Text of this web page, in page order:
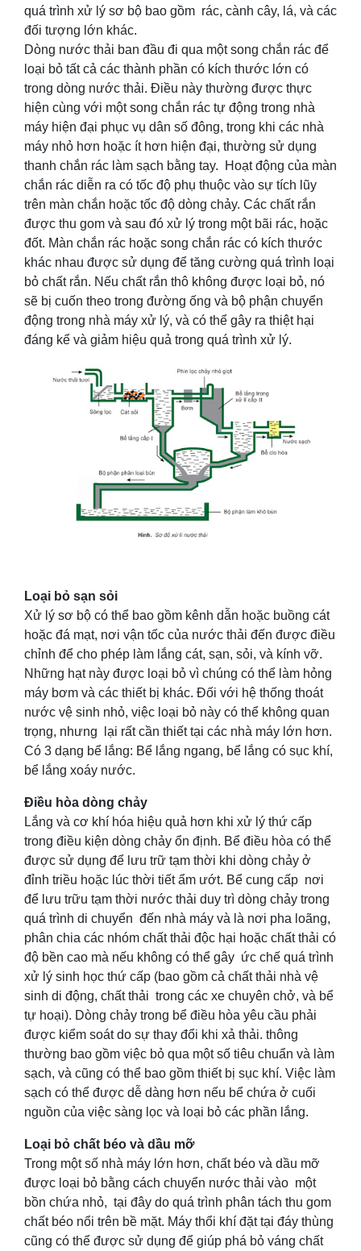
quá trình xử lý sơ bộ bao gồm rác, cành cây, lá, và các
đối tượng lớn khác.
Dòng nước thải ban đầu đi qua một song chắn rác để
loại bỏ tất cả các thành phần có kích thước lớn có
trong dòng nước thải. Điều này thường được thực
hiện cùng với một song chắn rác tự động trong nhà
máy hiện đại phục vụ dân số đông, trong khi các nhà
máy nhỏ hơn hoặc ít hơn hiện đại, thường sử dụng
thanh chắn rác làm sạch bằng tay. Hoạt động của màn
chắn rác diễn ra có tốc độ phụ thuộc vào sự tích lũy
trên màn chắn hoặc tốc độ dòng chảy. Các chất rắn
được thu gom và sau đó xử lý trong một bãi rác, hoặc
đốt. Màn chắn rác hoặc song chắn rác có kích thước
khác nhau được sử dụng để tăng cường quá trình loại
bỏ chất rắn. Nếu chất rắn thô không được loại bỏ, nó
sẽ bị cuốn theo trong đường ống và bộ phận chuyển
động trong nhà máy xử lý, và có thể gây ra thiệt hại
đáng kể và giảm hiệu quả trong quá trình xử lý.
Loại bỏ sạn sỏi
Xử lý sơ bộ có thể bao gồm kênh dẫn hoặc buồng cát
hoặc đá mạt, nơi vận tốc của nước thải đến được điều
chỉnh để cho phép làm lắng cát, sạn, sỏi, và kính vỡ.
Những hạt này được loại bỏ vì chúng có thể làm hỏng
máy bơm và các thiết bị khác. Đối với hệ thống thoát
nước vệ sinh nhỏ, việc loại bỏ này có thể không quan
trọng, nhưng lại rất cần thiết tại các nhà máy lớn hơn.
Có 3 dạng bể lắng: Bể lắng ngang, bể lắng có sục khí,
bể lắng xoáy nước.
Điều hòa dòng chảy
Lắng và cơ khí hóa hiệu quả hơn khi xử lý thứ cấp
trong điều kiện dòng chảy ổn định. Bể điều hòa có thể
được sử dụng để lưu trữ tạm thời khi dòng chảy ở
đỉnh triều hoặc lúc thời tiết ẩm ướt. Bể cung cấp nơi
để lưu trữu tạm thời nước thải duy trì dòng chảy trong
quá trình di chuyển đến nhà máy và là nơi pha loãng,
phân chia các nhóm chất thải độc hại hoặc chất thải có
độ bền cao mà nếu không có thể gây ức chế quá trình
xử lý sinh học thứ cấp (bao gồm cả chất thải nhà vệ
sinh di động, chất thải trong các xe chuyên chở, và bể
tự hoại). Dòng chảy trong bể điều hòa yêu cầu phải
được kiểm soát do sự thay đổi khi xả thải. thông
thường bao gồm việc bỏ qua một số tiêu chuẩn và làm
sạch, và cũng có thể bao gồm thiết bị sục khí. Việc làm
sạch có thể được dễ dàng hơn nếu bể chứa ở cuối
nguồn của việc sàng lọc và loại bỏ các phần lắng.
Loại bỏ chất béo và dầu mỡ
Trong một số nhà máy lớn hơn, chất béo và dầu mỡ
được loại bỏ bằng cách chuyển nước thải vào một
bồn chứa nhỏ, tại đây do quá trình phân tách thu gom
chất béo nổi trên bề mặt. Máy thổi khí đặt tại đáy thùng
cũng có thể được sử dụng để giúp phá bỏ váng chất